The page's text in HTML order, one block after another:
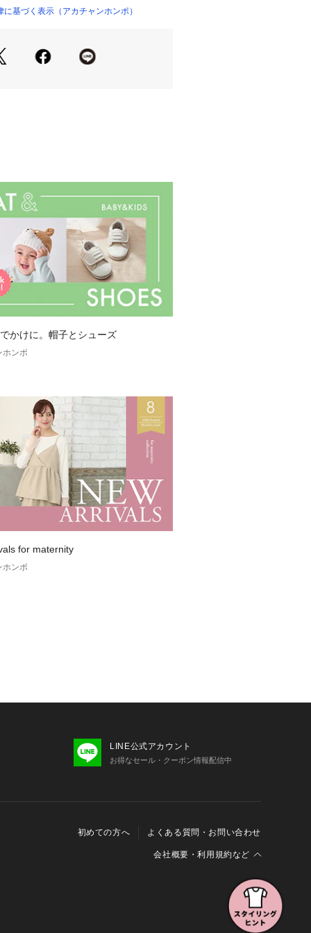
を調整
に水抜き穴付き
溜まらない、水抜き用の穴付き。
　※フタル酸エステル類は使用し
り若干サイズが変わります
基づく表示（アカチャンホンポ）
かけに。帽子とシューズ
ホンポ
for maternity
ホンポ
LINE公式アカウント
お得なセール・クーポン情報配信中
初めての方へ よくある質問・お問い合わせ
会社概要・利用規約など
特定商取引に関する法律に基づく表示
Cookieおよびアクセスログについて
三井不動産グループ ソーシャルメディアガイドライン